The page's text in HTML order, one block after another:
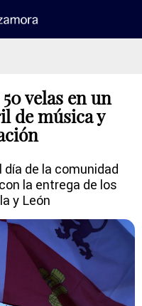
velas en un
de música y
de la comunidad
la entrega de los
y León